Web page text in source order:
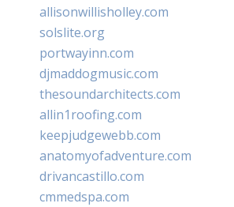
allisonwillisholley.com
solslite.org
portwayinn.com
djmaddogmusic.com
thesoundarchitects.com
allin1roofing.com
keepjudgewebb.com
anatomyofadventure.com
drivancastillo.com
cmmedspa.com